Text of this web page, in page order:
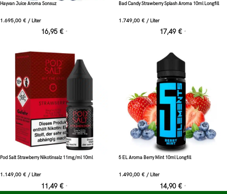
Hayvan Juice Aroma Sonsuz
1.695,00 € / Liter
16,95 € *
Bad Candy Strawberry Splash Aroma 10ml Longfill
1.749,00 € / Liter
17,49 € *
Pod Salt Strawberry Nikotinsalz 11mg/ml 10ml
1.149,00 € / Liter
11,49 € *
5 EL Aroma Berry Mint 10ml Longfill
1.490,00 € / Liter
14,90 € *